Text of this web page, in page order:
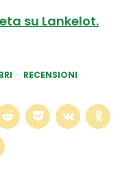
su Lankelot.
RECENSIONI